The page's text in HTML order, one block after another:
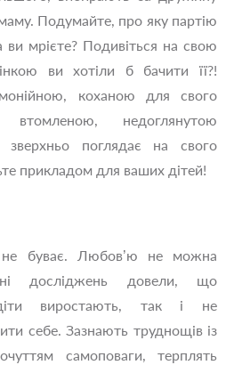
Подумайте, про яку партію
мрієте? Подивіться на свою
ви хотіли б бачити її?!
коханою для свого
недоглянутою
зверхньо поглядає на свого
прикладом для ваших дітей!
не буває. Любов’ю не можна
досліджень довели, що
виростають, так і не
себе. Зазнають труднощів із
самоповаги, терплять